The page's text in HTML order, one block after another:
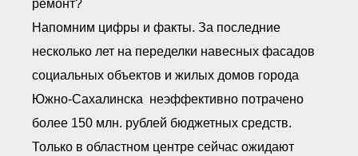
ремонт?
Напомним цифры и факты. За последние
несколько лет на переделки навесных фасадов
социальных объектов и жилых домов города
Южно-Сахалинска неэффективно потрачено
более 150 млн. рублей бюджетных средств.
Только в областном центре сейчас ожидают